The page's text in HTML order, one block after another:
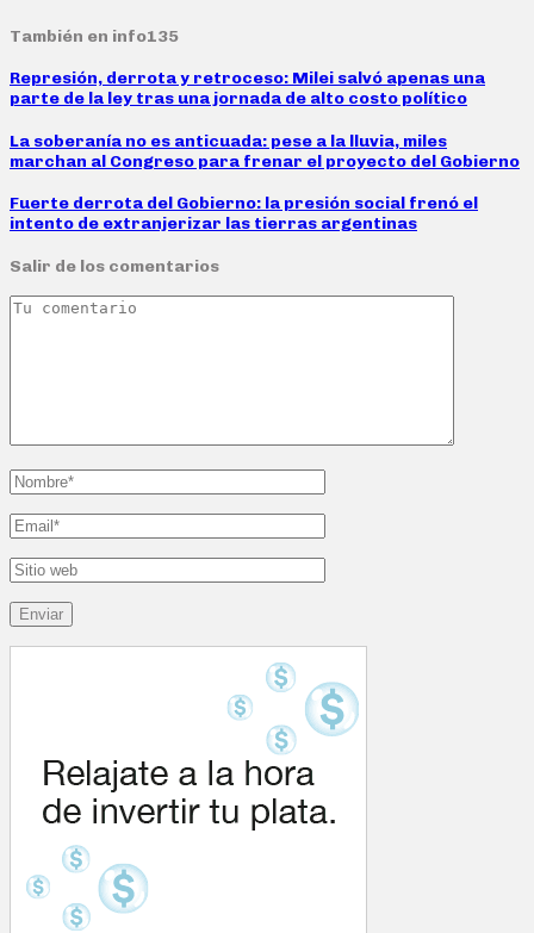
También en info135
Represión, derrota y retroceso: Milei salvó apenas una
parte de la ley tras una jornada de alto costo político
La soberanía no es anticuada: pese a la lluvia, miles
marchan al Congreso para frenar el proyecto del Gobierno
Fuerte derrota del Gobierno: la presión social frenó el
intento de extranjerizar las tierras argentinas
Salir de los comentarios